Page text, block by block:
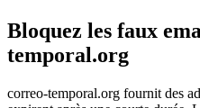
Bloquez les faux
temporal.org
correo-temporal.org fournit des